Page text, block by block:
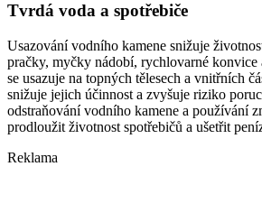
Tvrdá voda a spotřebiče
Usazování vodního kamene snižuje
pračky, myčky nádobí, rychlovarné konvice
se usazuje na topných tělesech a vnitřních
snižuje jejich účinnost a zvyšuje riziko
odstraňování vodního kamene a používání
prodloužit životnost spotřebičů a ušetřit
Reklama